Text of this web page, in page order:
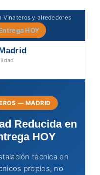
y alrededores
HOY
— MADRID
Reducida en
HOY
técnica en
propios, no